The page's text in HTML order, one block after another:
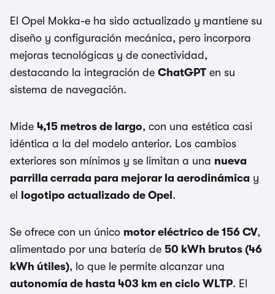
El Opel Mokka-e ha sido actualizado y mantiene su
diseño y configuración mecánica, pero incorpora
mejoras tecnológicas y de conectividad,
destacando la integración de ChatGPT en su
sistema de navegación.
Mide 4,15 metros de largo, con una estética casi
idéntica a la del modelo anterior. Los cambios
exteriores son mínimos y se limitan a una nueva
parrilla cerrada para mejorar la aerodinámica y
el
logotipo actualizado de Opel .
Se ofrece con un único motor eléctrico de 156 CV,
alimentado por una batería de 50 kWh brutos (46
kWh útiles), lo que le permite alcanzar una
autonomía de hasta 403 km en ciclo WLTP. El